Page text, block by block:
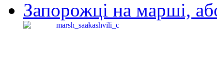
Запорожці на марші,